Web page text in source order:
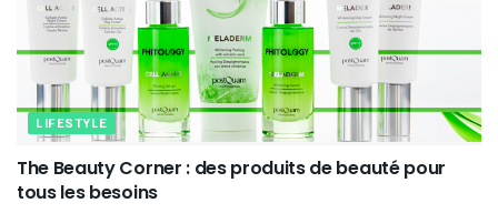
LIFESTYLE
The Beauty Corner : des produits de beauté pour
tous les besoins